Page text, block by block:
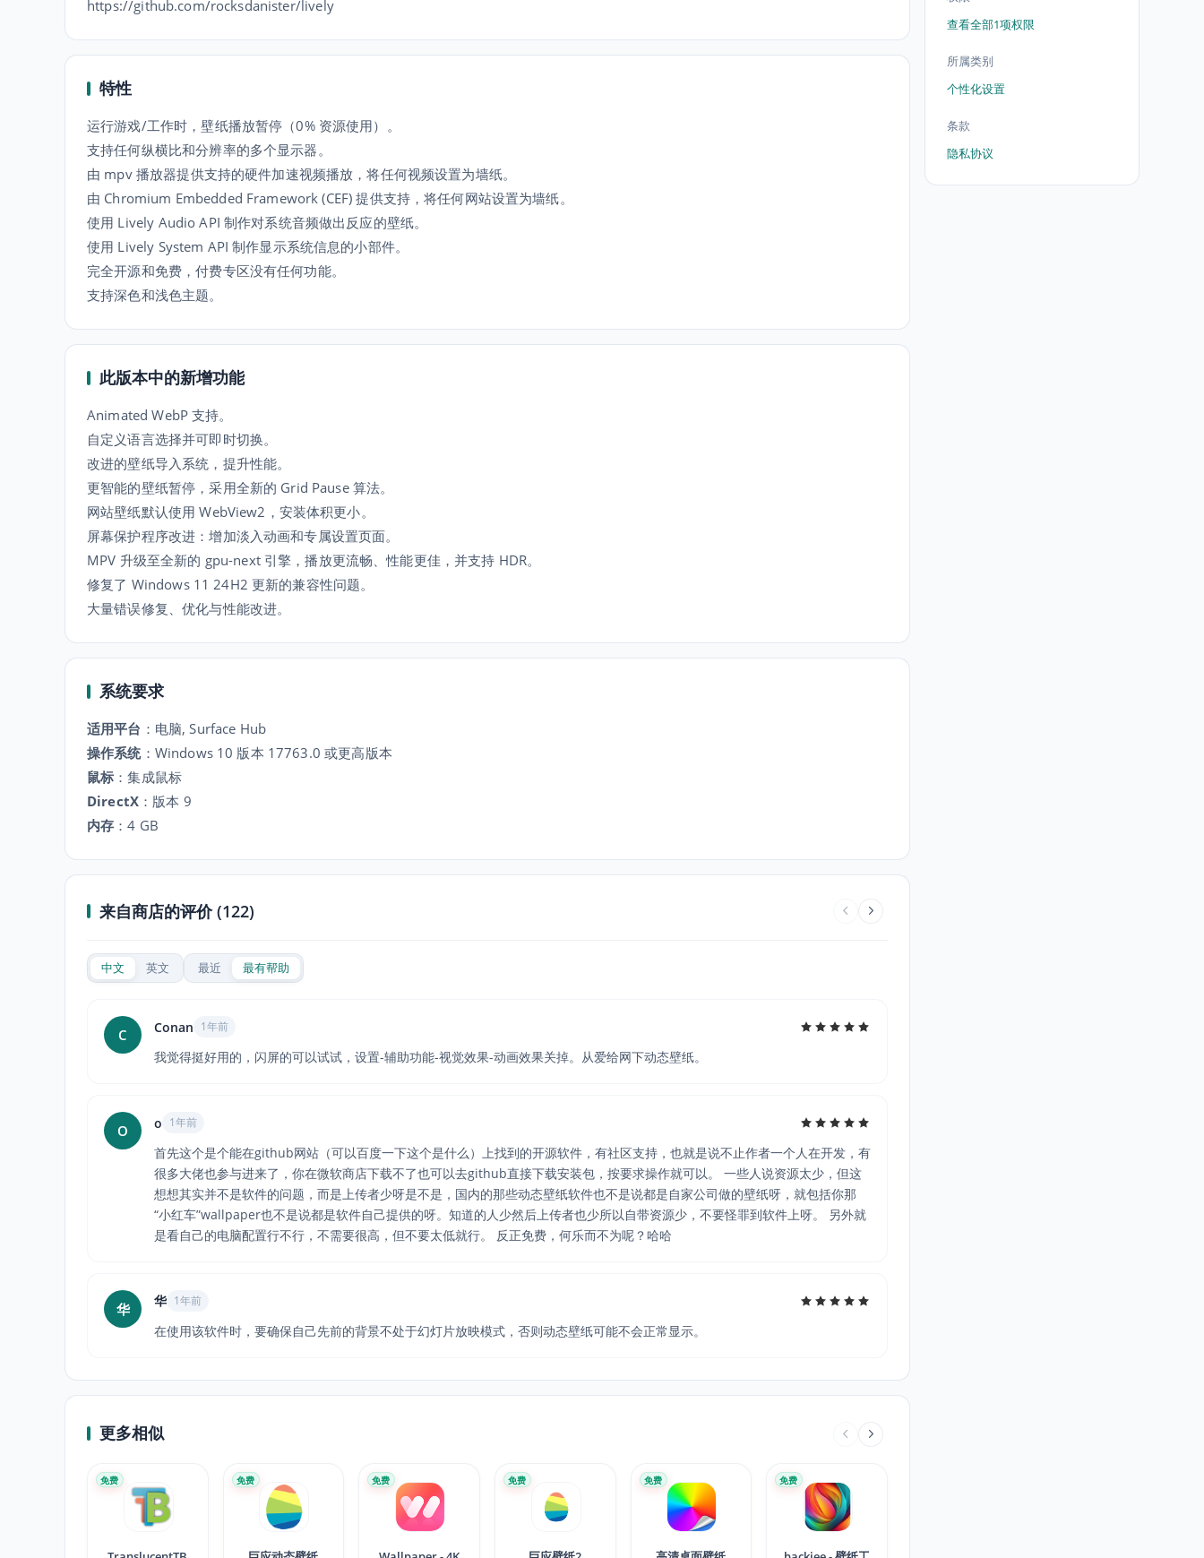
https://github.com/rocksdanister/lively
特性
运行游戏/工作时，壁纸播放暂停（0% 资源使用）。
支持任何纵横比和分辨率的多个显示器。
由 mpv 播放器提供支持的硬件加速视频播放，将任何视频设置为墙纸。
由 Chromium Embedded Framework (CEF) 提供支持，将任何网站设置为墙纸。
使用 Lively Audio API 制作对系统音频做出反应的壁纸。
使用 Lively System API 制作显示系统信息的小部件。
完全开源和免费，付费专区没有任何功能。
支持深色和浅色主题。
此版本中的新增功能
Animated WebP 支持。
自定义语言选择并可即时切换。
改进的壁纸导入系统，提升性能。
更智能的壁纸暂停，采用全新的 Grid Pause 算法。
网站壁纸默认使用 WebView2，安装体积更小。
屏幕保护程序改进：增加淡入动画和专属设置页面。
MPV 升级至全新的 gpu-next 引擎，播放更流畅、性能更佳，并支持 HDR。
修复了 Windows 11 24H2 更新的兼容性问题。
大量错误修复、优化与性能改进。
系统要求
适用平台 ： 电脑, Surface Hub
操作系统： Windows 10 版本 17763.0 或更高版本
鼠标 ：集成鼠标
DirectX ： 版本 9
内存 ：4 GB
来自商店的评价 (122)
中文 英文 最近 最有帮助
C Conan 1年前
我觉得挺好用的，闪屏的可以试试，设置-辅助功能-视觉效果-动画效果关掉。从爱给网下动态壁纸。
O o 1年前
首先这个是个能在github网站（可以百度一下这个是什么）上找到的开源软件，有社区支持，也就是说不止作者一个人在开发，有
很多大佬也参与进来了，你在微软商店下载不了也可以去github直接下载安装包，按要求操作就可以。 一些人说资源太少，但这
想想其实并不是软件的问题，而是上传者少呀是不是，国内的那些动态壁纸软件也不是说都是自家公司做的壁纸呀，就包括你那
“小红车”wallpaper也不是说都是软件自己提供的呀。知道的人少然后上传者也少所以自带资源少，不要怪罪到软件上呀。 另外就
是看自己的电脑配置行不行，不需要很高，但不要太低就行。 反正免费，何乐而不为呢？哈哈
华 华 1年前
在使用该软件时，要确保自己先前的背景不处于幻灯片放映模式，否则动态壁纸可能不会正常显示。
更多相似
免费 免费 免费 免费 免费 免费
查看全部1项权限
所属类别
个性化设置
条款
隐私协议